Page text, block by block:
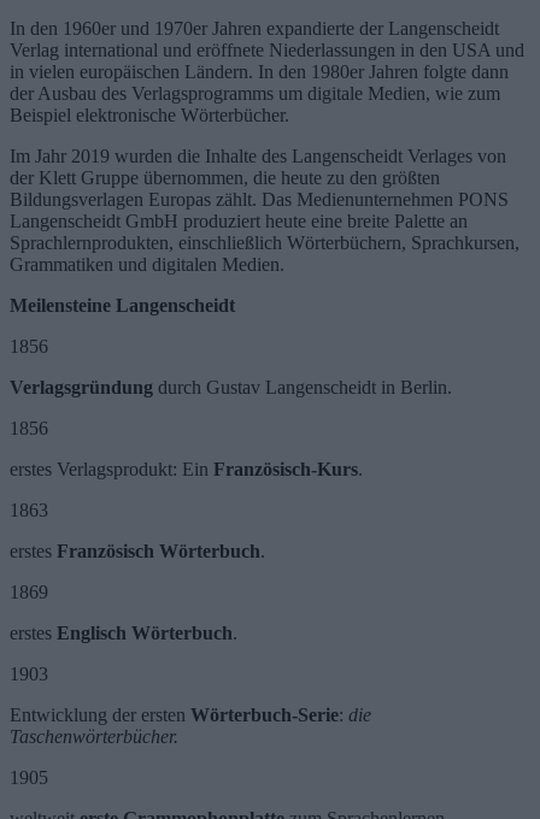
In den 1960er und 1970er Jahren expandierte der Langenscheidt
Verlag international und eröffnete Niederlassungen in den USA und
in vielen europäischen Ländern. In den 1980er Jahren folgte dann
der Ausbau des Verlagsprogramms um digitale Medien, wie zum
Beispiel elektronische Wörterbücher.
Im Jahr 2019 wurden die Inhalte des Langenscheidt Verlages von
der Klett Gruppe übernommen, die heute zu den größten
Bildungsverlagen Europas zählt. Das Medienunternehmen PONS
Langenscheidt GmbH produziert heute eine breite Palette an
Sprachlernprodukten, einschließlich Wörterbüchern, Sprachkursen,
Grammatiken und digitalen Medien.
Meilensteine Langenscheidt
1856
Verlagsgründung durch Gustav Langenscheidt in Berlin.
1856
erstes Verlagsprodukt: Ein Französisch-Kurs.
1863
erstes Französisch Wörterbuch.
1869
erstes Englisch Wörterbuch.
1903
Entwicklung der ersten Wörterbuch-Serie: die
Taschenwörterbücher.
1905